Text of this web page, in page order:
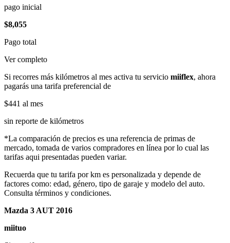
pago inicial
$8,055
Pago total
Ver completo
Si recorres más kilómetros al mes activa tu servicio miiflex, ahora
pagarás una tarifa preferencial de
$441 al mes
sin reporte de kilómetros
*La comparación de precios es una referencia de primas de
mercado, tomada de varios compradores en línea por lo cual las
tarifas aqui presentadas pueden variar.
Recuerda que tu tarifa por km es personalizada y depende de
factores como: edad, género, tipo de garaje y modelo del auto.
Consulta términos y condiciones.
Mazda 3 AUT 2016
miituo